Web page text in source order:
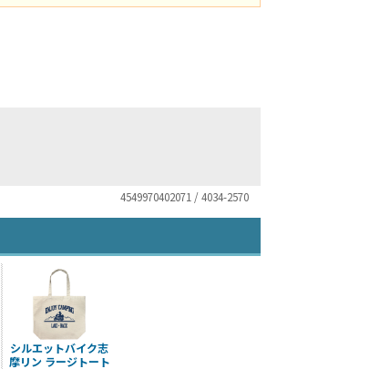
4549970402071 / 4034-2570
シルエットバイク志
摩リン ラージトート